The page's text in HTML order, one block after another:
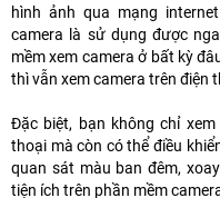
hình ảnh qua mạng
camera là sử dụng được
mềm xem camera ở bất kỳ
thì vẫn xem camera trên điện
Đặc biệt, bạn không chỉ
thoại mà còn có thể điều
quan sát màu ban đêm,
tiện ích trên phần mềm